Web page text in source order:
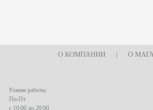
О КОМПАНИИ О
Режим работы:
Пн-Пт
с 10:00 до 20:00